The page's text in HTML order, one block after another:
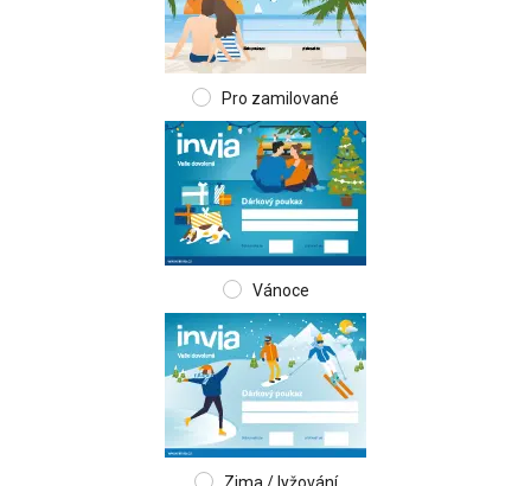
Pro zamilované
Vánoce
Zima / lyžování